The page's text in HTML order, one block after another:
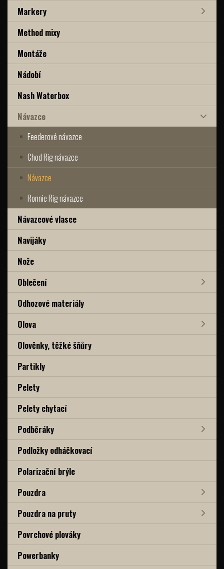
Markery
Method mixy
Montáže
Nádobí
Nash Waterbox
Návazce
Feederové návazce
Chod Rig návazce
Návazce
Ronnie Rig návazce
Návazcové vlasce
Navijáky
Nože
Oblečení
Odhozové materiály
Olova
Olověnky, těžké šňůry
Partikly
Pelety
Pelety chytací
Podběráky
Podložky odháčkovací
Polarizační brýle
Pouzdra
Pouzdra na pruty
Povrchové plováky
Powerbanky